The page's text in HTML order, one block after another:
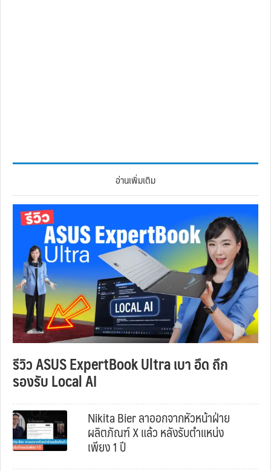
อ่านเพิ่มเติม
รีวิว ASUS ExpertBook Ultra เบา อึด ถึก
รองรับ Local AI
Nikita Bier ลาออกจากหัวหน้าฝ่าย
ผลิตภัณฑ์ X แล้ว หลังรับตำแหน่ง
เพียง 1 ปี